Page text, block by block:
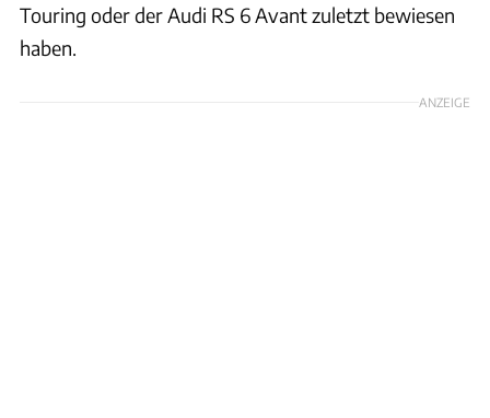
Touring oder der Audi RS 6 Avant zuletzt bewiesen
haben.
ANZEIGE